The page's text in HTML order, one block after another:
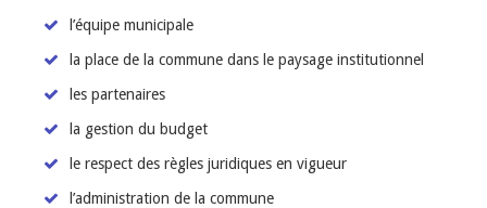
l’équipe municipale
la place de la commune dans le paysage institutionnel
les partenaires
la gestion du budget
le respect des règles juridiques en vigueur
l’administration de la commune